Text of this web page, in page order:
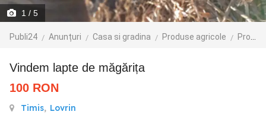
1 / 5
Publi24 Anunțuri Casa si gradina Produse agricole Produse agroalimentare
vindem lapte de măgărița
100 RON
Timis, Lovrin